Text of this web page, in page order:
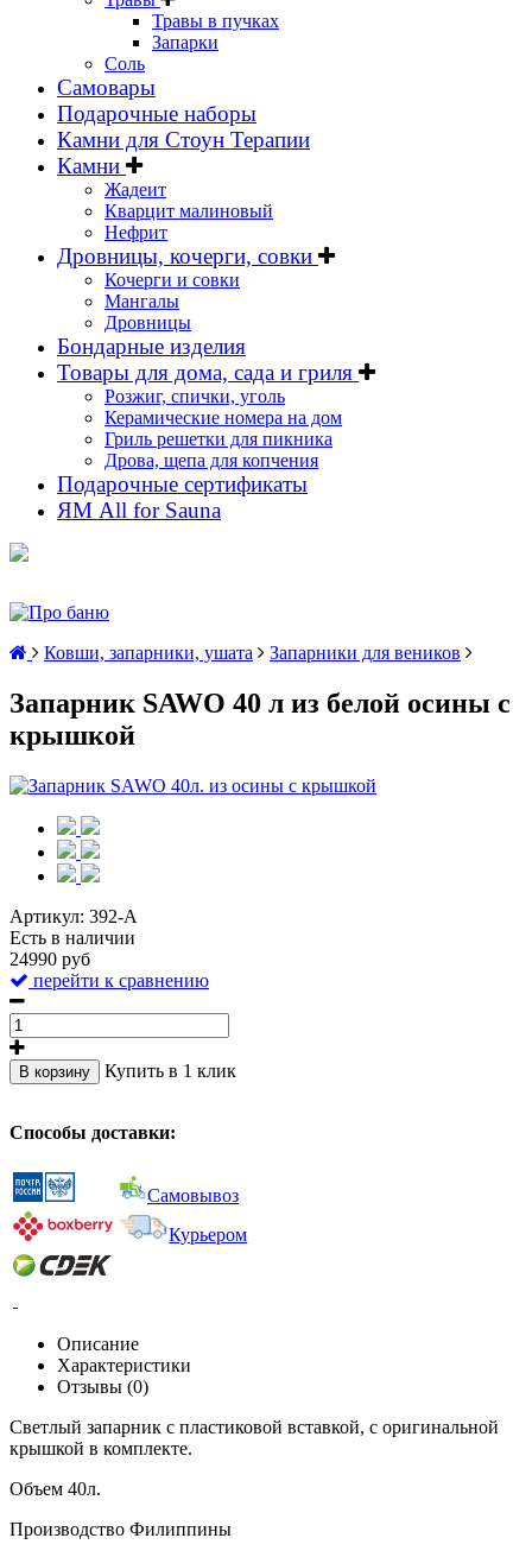
Травы в пучках
Запарки
Соль
Самовары
Подарочные наборы
Камни для Стоун Терапии
Камни
Жадеит
Кварцит малиновый
Нефрит
Дровницы, кочерги, совки
Кочерги и совки
Мангалы
Дровницы
Бондарные изделия
Товары для дома, сада и гриля
Розжиг, спички, уголь
Керамические номера на дом
Гриль решетки для пикника
Дрова, щепа для копчения
Подарочные сертификаты
ЯМ All for Sauna
Ковши, запарники, ушата Запарники для веников
Запарник SAWO 40 л из белой осины с
крышкой
Артикул: 392-A
Есть в наличии
24990 руб
перейти к сравнению
В корзину Купить в 1 клик
Способы доставки:
Самовывоз
Курьером
Описание
Характеристики
Отзывы (0)
Светлый запарник с пластиковой вставкой, с оригинальной
крышкой в комплекте.
Объем 40л.
Производство Филиппины